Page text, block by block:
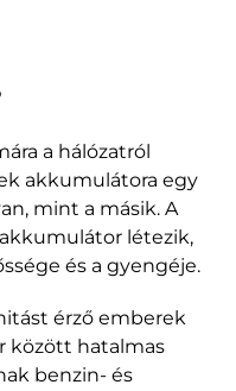
a hálózatról
akkumulátora egy
mint a másik. A
létezik,
és a gyengéje.
érző emberek
között hatalmas
benzin- és